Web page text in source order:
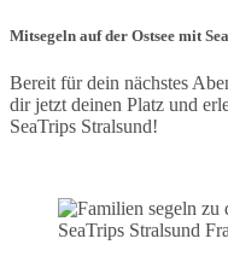
Mitsegeln auf der Ostsee mit
Bereit für dein nächstes
dir jetzt deinen Platz und
SeaTrips Stralsund!
SeaTrips Stralsund